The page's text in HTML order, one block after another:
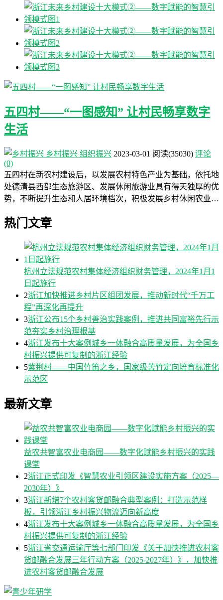
五四村——“一图感知” 让村民畅享数字
生活
乡村振兴 组织振兴 2023-03-01 阅读(35030) 评论
(0)
五四村在新农村建设后，以发展农村特色产业为基础，依托地
处德清县西部生态旅游区、发展休闲旅游业具有得天独厚的优
势，不断提升生态和人居环境档次，积极发展乡村休闲农业…
热门文章
杭州立法规范农村集体经济组织财务管理，2024年1月1
日起施行
2浙江加快推进乡村片区组团发展，推动新时代“千万工
程”再深化再提升
3浙江公布15个乡村善治实践案例，推进共同富裕先行示
范夯实乡村治理根基
4浙江发布十大案例城乡一体融合高质量发展，为全国乡
村振兴提供可复制的浙江经验
5紫荆村——中国竹笛之乡，国家级苦竹定向培育标准化
示范区
最新文章
益农共智富农业电商园——数字化赋能乡村振兴的实践
课堂
2浙江正式印发《智慧农业引领区建设实施方案（2025—
2030年）》
3浙江新增7个农村客货邮融合典型案例：打造示范样
板，引领浙江乡村振兴物流迈向新高度
4浙江发布十大案例城乡一体融合高质量发展，为全国乡
村振兴提供可复制的浙江经验
5浙江省交通运输厅等七部门印发《关于加快推进农村客
货邮融合发展三年行动方案（2025-2027年）》，加快推
进农村客货邮融合发展